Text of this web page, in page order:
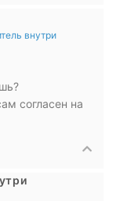
внутри
согласен на